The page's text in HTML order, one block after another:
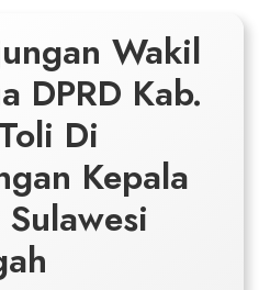
Wakil
DPRD Kab.
Di
Kepala
Sulawesi